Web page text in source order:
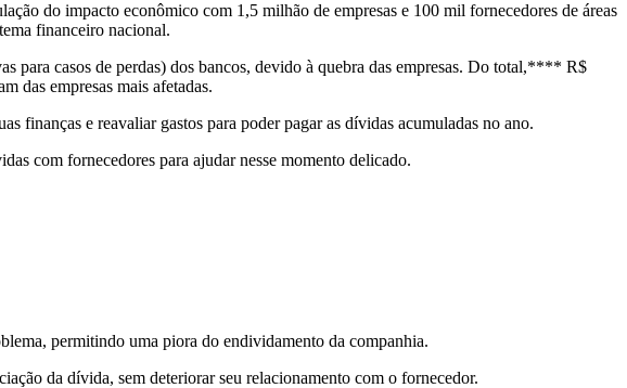
do impacto econômico com 1,5 milhão de empresas e 100 mil fornecedores de áreas
financeiro nacional.
para casos de perdas) dos bancos, devido à quebra das empresas. Do total,**** R$
das empresas mais afetadas.
finanças e reavaliar gastos para poder pagar as dívidas acumuladas no ano.
com fornecedores para ajudar nesse momento delicado.
permitindo uma piora do endividamento da companhia.
da dívida, sem deteriorar seu relacionamento com o fornecedor.